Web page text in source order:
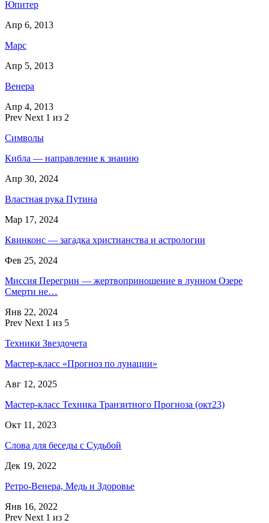
Юпитер
Апр 6, 2013
Марс
Апр 5, 2013
Венера
Апр 4, 2013
Prev Next 1 из 2
Символы
Кибла — направление к знанию
Апр 30, 2024
Властная рука Путина
Мар 17, 2024
Квинконс — загадка христианства и астрологии
Фев 25, 2024
Миссия Перегрин — жертвоприношение в лунном Озере
Смерти не…
Янв 22, 2024
Prev Next 1 из 5
Техники Звездочета
Мастер-класс «Прогноз по лунации»
Авг 12, 2025
Мастер-класс Техника Транзитного Прогноза (окт23)
Окт 11, 2023
Слова для беседы с Судьбой
Дек 19, 2022
Ретро-Венера, Медь и Здоровье
Янв 16, 2022
Prev Next 1 из 2